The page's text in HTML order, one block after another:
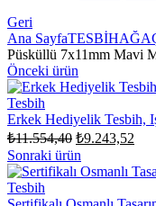
Geri
Ana SayfaTESBİH
Püsküllü 7x11mm Mavi
Önceki ürün
Erkek Hediyelik Tesbih,
₺11.554,40 Orijinal
fiyat:
₺11.554,40.
₺9.243,52
Sonraki ürün